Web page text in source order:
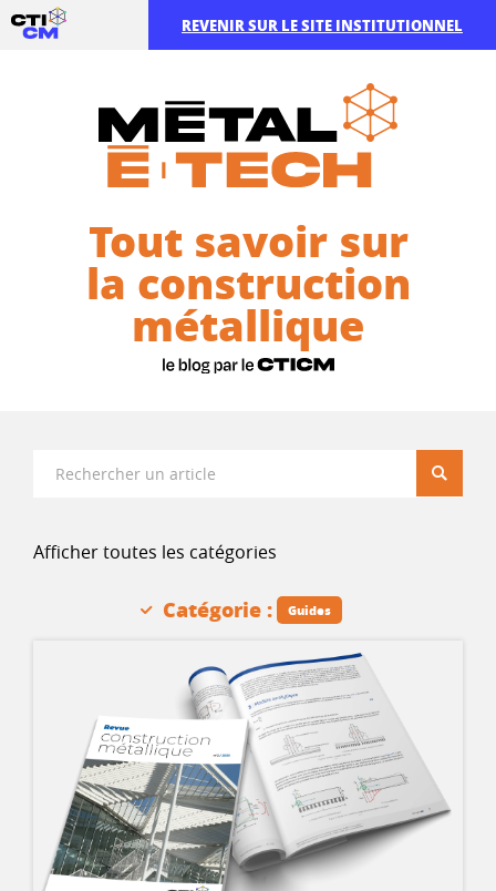
Tout savoir sur
la construction
métallique
REVENIR SUR LE SITE INSTITUTIONNEL
Catégorie : Guides
Afficher toutes les catégories